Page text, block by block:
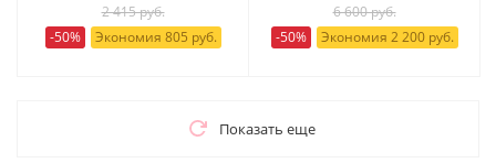
2 415 руб.
-50%
Экономия 805 руб.
6 600 руб.
-50%
Экономия 2 200 руб.
Показать еще